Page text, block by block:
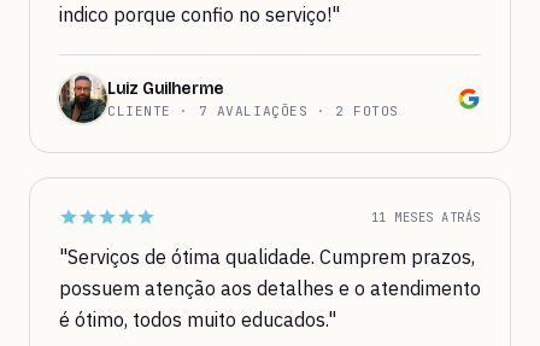
indico porque confio no serviço!"
Luiz Guilherme
CLIENTE · 7 AVALIAÇÕES · 2 FOTOS
11 MESES ATRÁS
"Serviços de ótima qualidade. Cumprem prazos,
possuem atenção aos detalhes e o atendimento
é ótimo, todos muito educados."